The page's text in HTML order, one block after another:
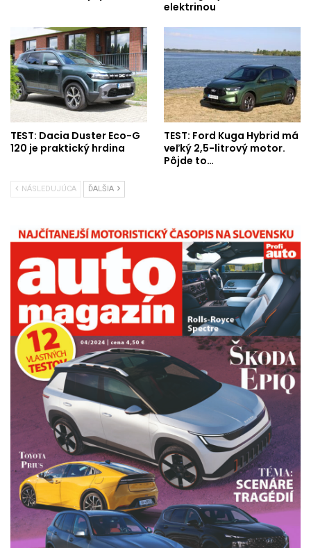
elektrinou
TEST: Dacia Duster Eco-G
120 je praktický hrdina
TEST: Ford Kuga Hybrid má
veľký 2,5-litrový motor.
Pôjde to…
NÁSLEDUJÚCA ĎALŠIA